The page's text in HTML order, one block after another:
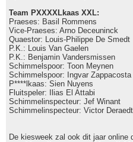
Team PXXXXLkaas XXL:
Praeses: Basil Rommens
Vice-Praeses: Arno Deceuninck
Quaestor: Louis-Philippe De Smedt
P.K.: Louis Van Gaelen
P.K.: Benjamin Vandersmissen
Schimmelspoor: Toon Meynen
Schimmelspoor: Ingvar Zappacosta
P****lkaas: Sien Nuyens
Fluitspeler: Ilias El Attabi
Schimmelinspecteur: Jef Winant
Schimmelinspecteur: Victor Deraedt
De kiesweek zal ook dit jaar online